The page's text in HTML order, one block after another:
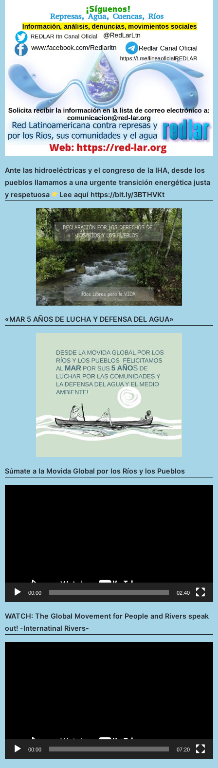
Ante las hidroeléctricas y el congreso de la IHA, desde los
pueblos llamamos a una urgente transición energética justa
y respetuosa
Lee aquí https://bit.ly/3BTHVKt
«MAR 5 AÑOS DE LUCHA Y DEFENSA DEL AGUA»
Súmate a la Movida Global por los Ríos y los Pueblos
00:00 02:40
WATCH: The Global Movement for People and Rivers speak
out! -Internatinal Rivers-
00:00 07:20